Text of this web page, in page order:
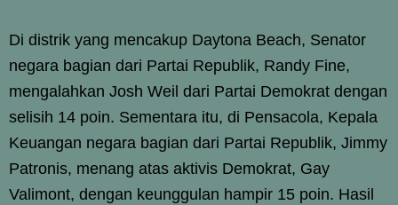
Di distrik yang mencakup Daytona Beach, Senator
negara bagian dari Partai Republik, Randy Fine,
mengalahkan Josh Weil dari Partai Demokrat dengan
selisih 14 poin. Sementara itu, di Pensacola, Kepala
Keuangan negara bagian dari Partai Republik, Jimmy
Patronis, menang atas aktivis Demokrat, Gay
Valimont, dengan keunggulan hampir 15 poin. Hasil